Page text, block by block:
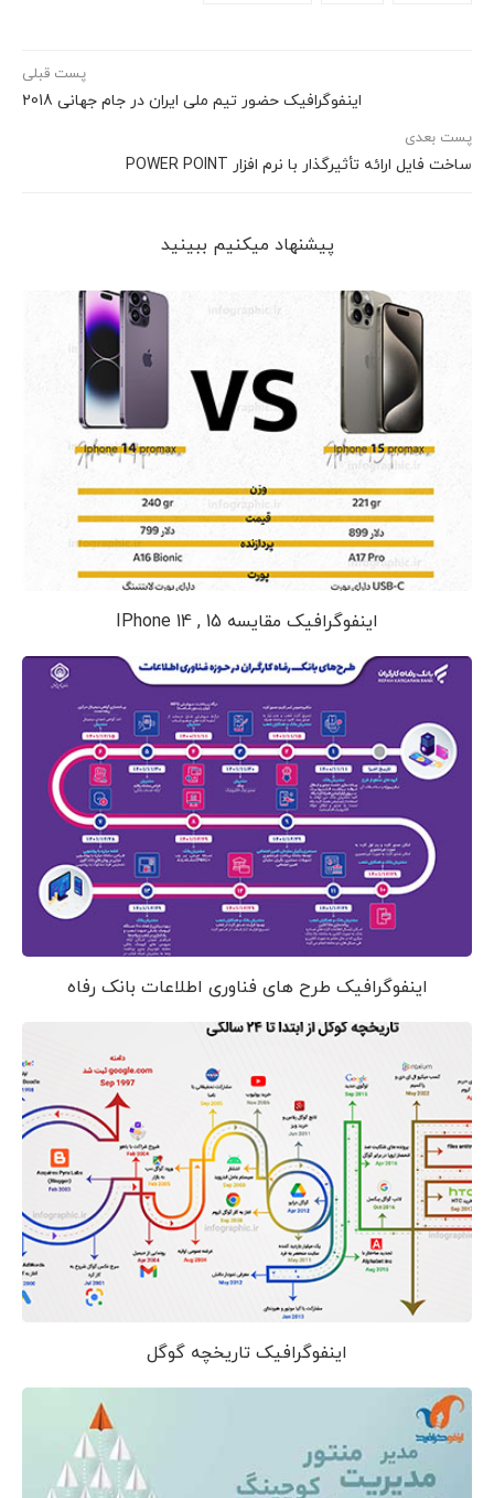
پست قبلی
اینفوگرافیک حضور تیم ملی ایران در جام جهانی 2018
پست بعدی
ساخت فایل ارائه تأثیرگذار با نرم افزار POWER POINT
پیشنهاد می‎کنیم ببینید
اینفوگرافیک مقایسه IPhone 14 , 15
اینفوگرافیک طرح های فناوری اطلاعات بانک رفاه
اینفوگرافیک تاریخچه گوگل